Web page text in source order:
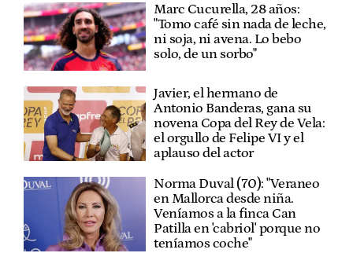
Marc Cucurella, 28 años:
"Tomo café sin nada de leche,
ni soja, ni avena. Lo bebo
solo, de un sorbo"
Javier, el hermano de
Antonio Banderas, gana su
novena Copa del Rey de Vela:
el orgullo de Felipe VI y el
aplauso del actor
Norma Duval (70): "Veraneo
en Mallorca desde niña.
Veníamos a la finca Can
Patilla en 'cabriol' porque no
teníamos coche"